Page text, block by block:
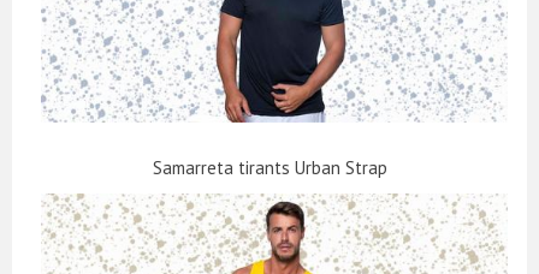
Samarreta tirants Urban Strap